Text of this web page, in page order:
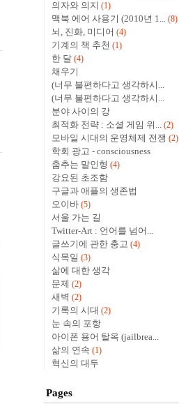
의자와 의지 (1)
맥북 에어 사용기 (2010년 1... (8)
뇌, 진화, 미디어 (4)
기계의 책 추천 (1)
한 달 (4)
채우기
(너무 불편하다고 생각하시...
(너무 불편하다고 생각하시...
분야 사이의 강
최적화 전략 : 소셜 게임 위... (2)
모바일 시대의 운영체제 전쟁 (2)
학회 광고 - consciousness
춤추는 말인형 (4)
강요된 초조함
구글과 애플의 생존법
오이바 (5)
서울 가는 길
Twitter-Art : 언어를 넘어...
글쓰기에 관한 충고 (4)
식목일 (3)
삶에 대한 생각
문제
(2)
새벽 (2)
기록의 시대 (2)
눈 속의 포항
아이폰 용어 탈옥 (jailbrea...
삶의 연속 (1)
혁신의 대두
Pages